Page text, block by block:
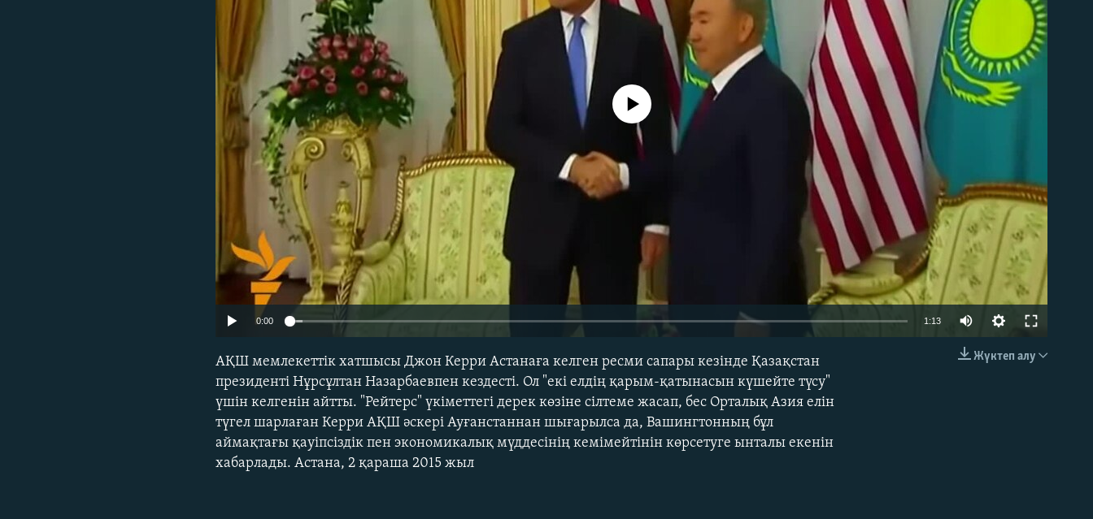
EMBED
No media source currently available
0:00 1:13
Жүктеп алу
АҚШ мемлекеттік хатшысы Джон Керри Астанаға келген ресми сапары кезінде Қазақстан
президенті Нұрсұлтан Назарбаевпен кездесті. Ол "екі елдің қарым-қатынасын күшейте түсу"
үшін келгенін айтты. "Рейтерс" үкіметтегі дерек көзіне сілтеме жасап, бес Орталық Азия елін
түгел шарлаған Керри АҚШ әскері Ауғанстаннан шығарылса да, Вашингтонның бұл
аймақтағы қауіпсіздік пен экономикалық мүддесінің кемімейтінін көрсетуге ынталы екенін
хабарлады. Астана, 2 қараша 2015 жыл